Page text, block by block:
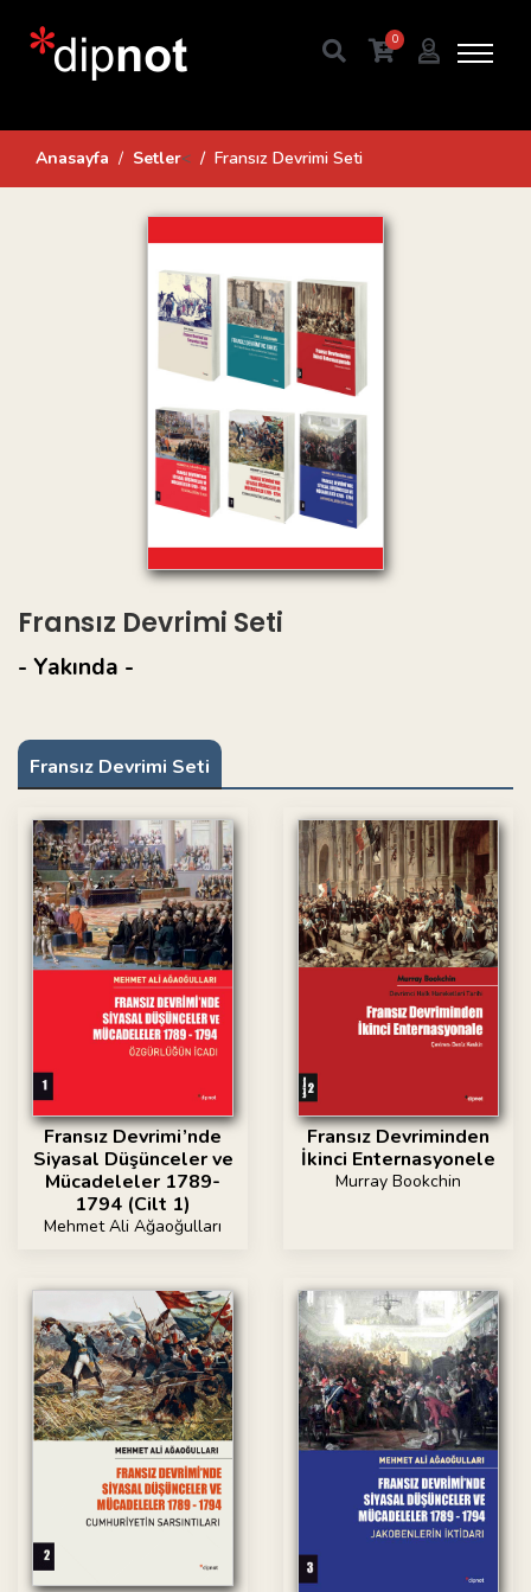
0
Anasayfa Setler< Fransız Devrimi Seti
Fransız Devrimi Seti
- Yakında -
Fransız Devrimi Seti
Fransız Devrimi’nde
Siyasal Düşünceler ve
Mücadeleler 1789-
1794 (Cilt 1)
Mehmet Ali Ağaoğulları
Fransız Devriminden
İkinci Enternasyonele
Murray Bookchin